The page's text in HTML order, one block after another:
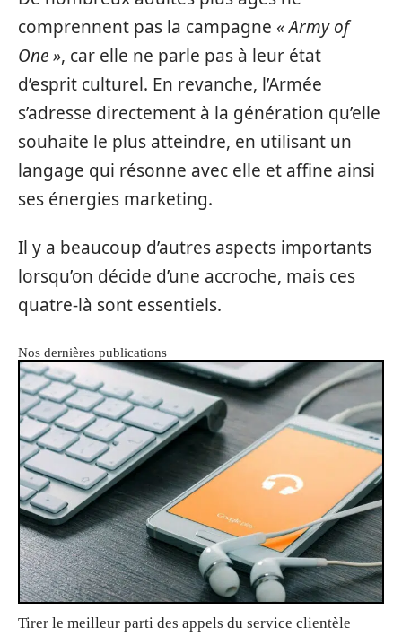
comprennent pas la campagne « Army of
One », car elle ne parle pas à leur état
d’esprit culturel. En revanche, l’Armée
s’adresse directement à la génération qu’elle
souhaite le plus atteindre, en utilisant un
langage qui résonne avec elle et affine ainsi
ses énergies marketing.
Il y a beaucoup d’autres aspects importants
lorsqu’on décide d’une accroche, mais ces
quatre-là sont essentiels.
Nos dernières publications
Tirer le meilleur parti des appels du service clientèle